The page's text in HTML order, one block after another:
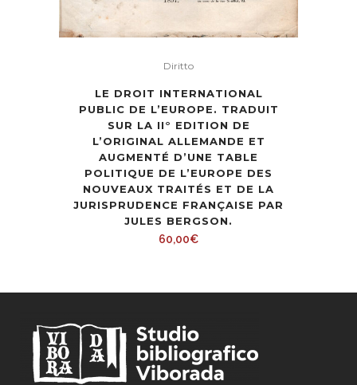
Diritto
LE DROIT INTERNATIONAL
PUBLIC DE L’EUROPE. TRADUIT
SUR LA II° EDITION DE
L’ORIGINAL ALLEMANDE ET
AUGMENTÉ D’UNE TABLE
POLITIQUE DE L’EUROPE DES
NOUVEAUX TRAITÉS ET DE LA
JURISPRUDENCE FRANÇAISE PAR
JULES BERGSON.
60,00€